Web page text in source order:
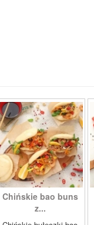
Chińskie bao buns
z...